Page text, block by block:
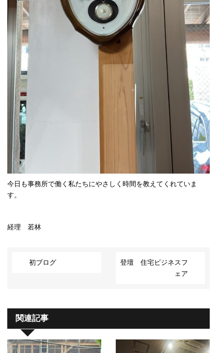
今日も事務所で働く私たちにやさしく時間を教えてくれていま
す。
経理 若林
初ブログ
登壇 住宅ビジネスフ
ェア
関連記事